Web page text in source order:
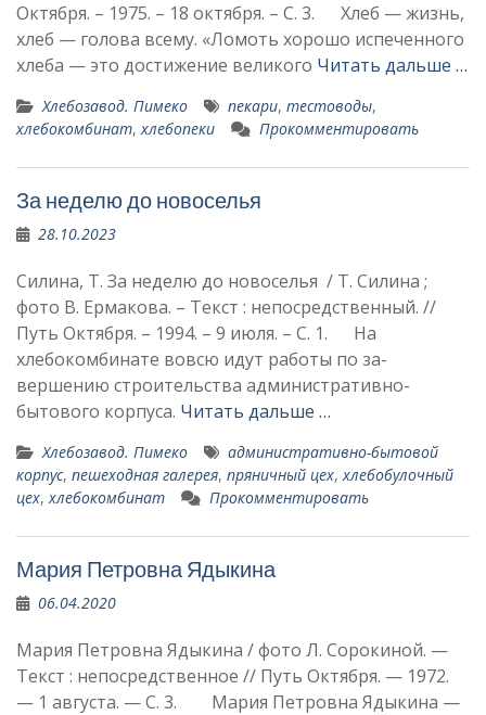
Октября. – 1975. – 18 октября. – С. 3. Хлеб — жизнь,
хлеб — голо­ва всему. «Ломоть хорошо испеченного
хлеба — это до­стижение великого Читать дальше …
Хлебозавод. Пимеко пекари, тестоводы,
хлебокомбинат,хлебопеки Прокомментировать
За неделю до новоселья
28.10.2023
Силина, Т. За неделю до новоселья / Т. Силина ;
фото В. Ермакова. – Текст : непосредственный. //
Путь Октября. – 1994. – 9 июля. – С. 1. На
хлебокомбинате во­всю идут работы по за­
вершению строительства административно-
бытового корпуса. Читать дальше …
Хлебозавод. Пимеко
административно-бытовой
корпус, пешеход­ная галерея, пряничный цех,хлебобу­лочный
цех,хлебокомбинат Прокомментировать
Мария Петровна Ядыкина
06.04.2020
Мария Петровна Ядыкина / фото Л. Сорокиной. —
Текст : непосредственное // Путь Октября. — 1972.
— 1 августа. — C. 3. Мария Петровна Ядыкина —